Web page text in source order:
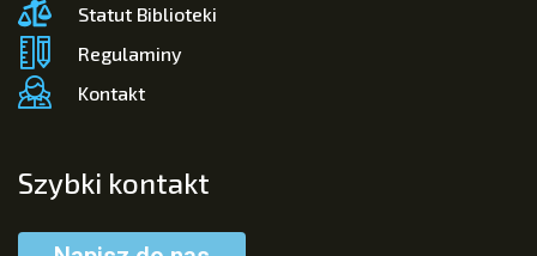
Statut Biblioteki
Regulaminy
Kontakt
Szybki kontakt